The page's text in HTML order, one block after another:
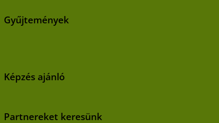
Gyűjtemények
Képzés ajánló
Partnereket keresünk